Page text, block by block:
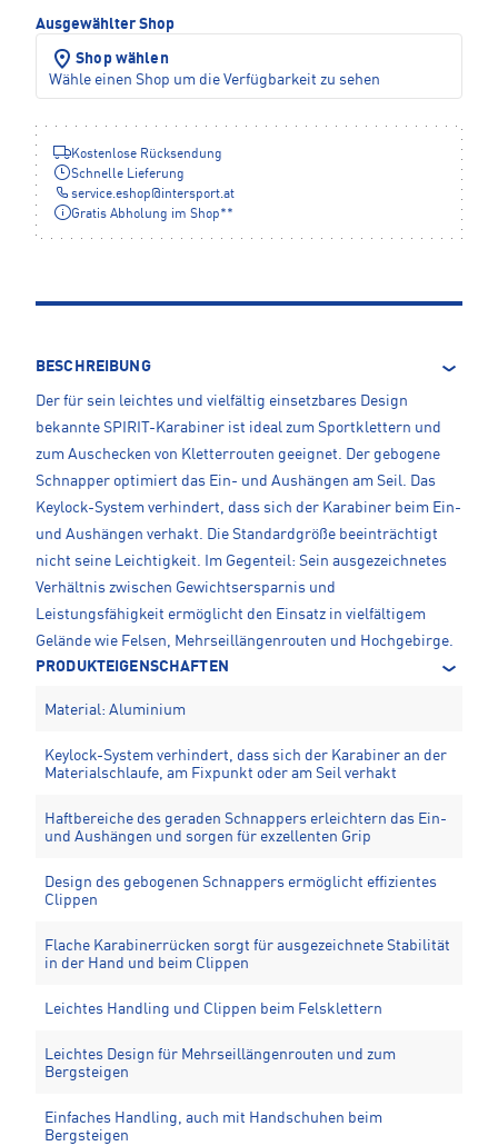
Ausgewählter Shop
Shop wählen
Wähle einen Shop um die Verfügbarkeit zu sehen
Kostenlose Rücksendung
Schnelle Lieferung
service.eshop@ intersport.at
Gratis Abholung im Shop**
BESCHREIBUNG
Der für sein leichtes und vielfältig einsetzbares Design
bekannte SPIRIT-Karabiner ist ideal zum Sportklettern und
zum Auschecken von Kletterrouten geeignet. Der gebogene
Schnapper optimiert das Ein- und Aushängen am Seil. Das
Keylock-System verhindert, dass sich der Karabiner beim Ein-
und Aushängen verhakt. Die Standardgröße beeinträchtigt
nicht seine Leichtigkeit. Im Gegenteil: Sein ausgezeichnetes
Verhältnis zwischen Gewichtsersparnis und
Leistungsfähigkeit ermöglicht den Einsatz in vielfältigem
Gelände wie Felsen, Mehrseillängenrouten und Hochgebirge.
PRODUKTEIGENSCHAFTEN
Material: Aluminium
Keylock-System verhindert, dass sich der Karabiner an der
Materialschlaufe, am Fixpunkt oder am Seil verhakt
Haftbereiche des geraden Schnappers erleichtern das Ein-
und Aushängen und sorgen für exzellenten Grip
Design des gebogenen Schnappers ermöglicht effizientes
Clippen
Flache Karabinerrücken sorgt für ausgezeichnete Stabilität
in der Hand und beim Clippen
Leichtes Handling und Clippen beim Felsklettern
Leichtes Design für Mehrseillängenrouten und zum
Bergsteigen
Einfaches Handling, auch mit Handschuhen beim
Bergsteigen